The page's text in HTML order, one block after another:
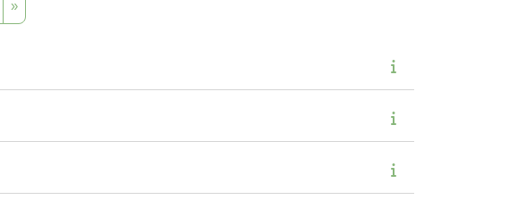
6 7
»Ďalšia stránka